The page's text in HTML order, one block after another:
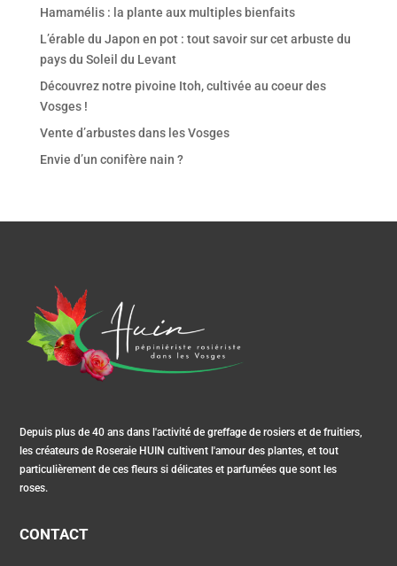
Hamamélis : la plante aux multiples bienfaits
L’érable du Japon en pot : tout savoir sur cet arbuste du
pays du Soleil du Levant
Découvrez notre pivoine Itoh, cultivée au coeur des
Vosges !
Vente d’arbustes dans les Vosges
Envie d’un conifère nain ?
Depuis plus de 40 ans dans l'activité de greffage de rosiers et de fruitiers,
les créateurs de Roseraie HUIN cultivent l'amour des plantes, et tout
particulièrement de ces fleurs si délicates et parfumées que sont les
roses.
CONTACT